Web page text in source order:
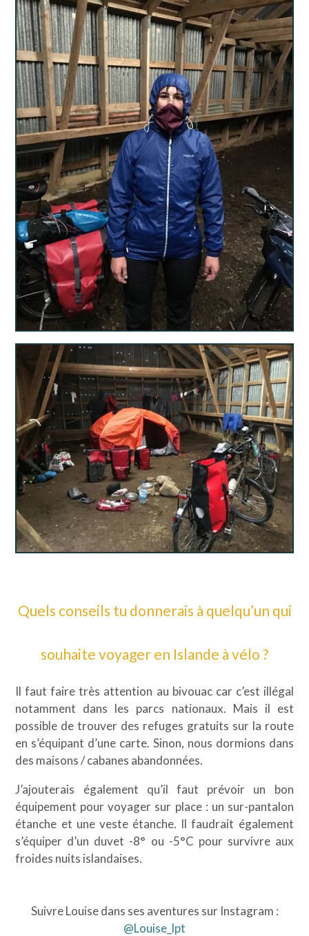
Quels conseils tu donnerais à quelqu’un qui
souhaite voyager en Islande à vélo ?
Il faut faire très attention au bivouac car c’est illégal
notamment dans les parcs nationaux. Mais il est
possible de trouver des refuges gratuits sur la route
en s’équipant d’une carte. Sinon, nous dormions dans
des maisons / cabanes abandonnées.
J’ajouterais également qu’il faut prévoir un bon
équipement pour voyager sur place : un sur-pantalon
étanche et une veste étanche. Il faudrait également
s’équiper d’un duvet -8° ou -5°C pour survivre aux
froides nuits islandaises.
Suivre Louise dans ses aventures sur Instagram :
@Louise_lpt